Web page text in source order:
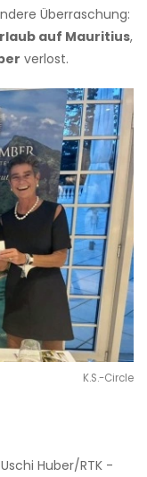
Überraschung:
auf Mauritius,
verlost.
K.S.-Circle
Huber/RTK -